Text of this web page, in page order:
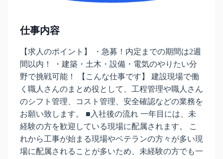
仕事内容
【求人のポイント】 ・急募！内定までの期間は2週
間以内！ ・建築・土木・設備・電気のやりたい分
野で挑戦可能！ 【こんな仕事です】 建設現場で働
く職人さんのまとめ役として、工程管理や職人さん
のシフト管理、コスト管理、安全確認などの業務を
お願い致します。 ■入社後の流れ 一年目には、未
経験の方を歓迎している現場に配属されます。 こ
れから工事が始まる現場やベテランの方々が多い現
場に配属されることが多いため、未経験の方でも一